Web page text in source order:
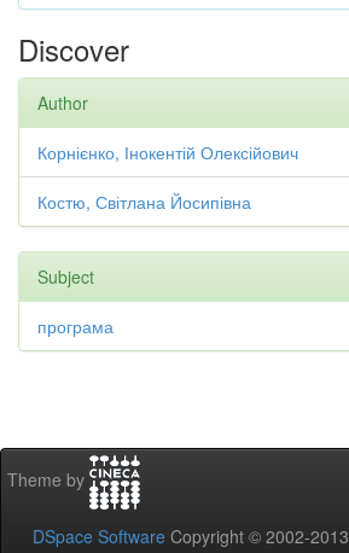
Discover
Author
Корнієнко, Інокентій Олексійович
Костю, Світлана Йосипівна
Subject
програма
Theme by
DSpace Software Copyright © 2002-2013